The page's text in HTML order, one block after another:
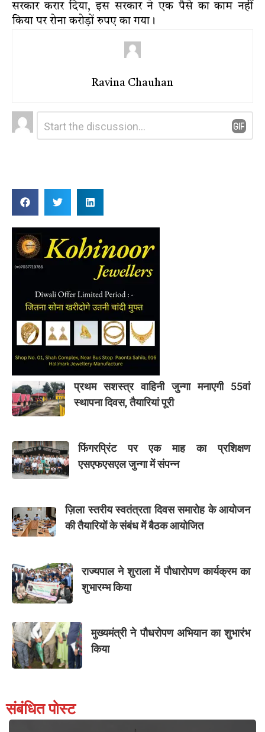
सरकार करार दिया, इस सरकार ने एक पैसे का काम नहीं
किया पर रोना करोड़ों रुपए का गया।
Ravina Chauhan
Leave
a
Comment
प्रथम सशस्त्र वाहिनी जुन्गा मनाएगी 55वां
स्थापना दिवस, तैयारियां पूरी
फिंगरप्रिंट पर एक माह का प्रशिक्षण
एसएफएसएल जुन्गा में संपन्न
ज़िला स्तरीय स्वतंत्रता दिवस समारोह के आयोजन
की तैयारियों के संबंध में बैठक आयोजित
राज्यपाल ने शुराला में पौधारोपण कार्यक्रम का
शुभारम्भ किया
मुख्यमंत्री ने पौधरोपण अभियान का शुभारंभ
किया
संबंधित पोस्ट